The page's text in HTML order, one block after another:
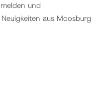
und
aus Moosburg